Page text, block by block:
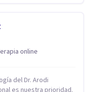
online
del Dr. Arodi